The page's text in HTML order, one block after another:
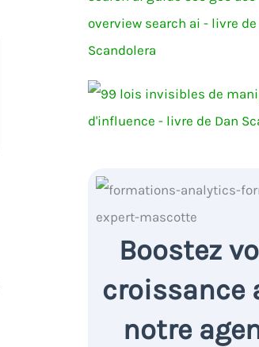
Boostez
croissance
notre